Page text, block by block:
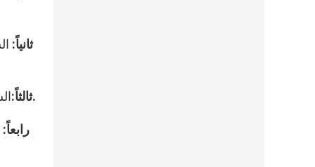
ثانياً:
ثالثاً:الشكر للجنة التي انبثقت عن مجلس الأساقفة والتي أعدّت لهذا اللقاء الذي تكلل بقداس جمع الرعاة والشبيبة والمؤمنين.
رابعاً: